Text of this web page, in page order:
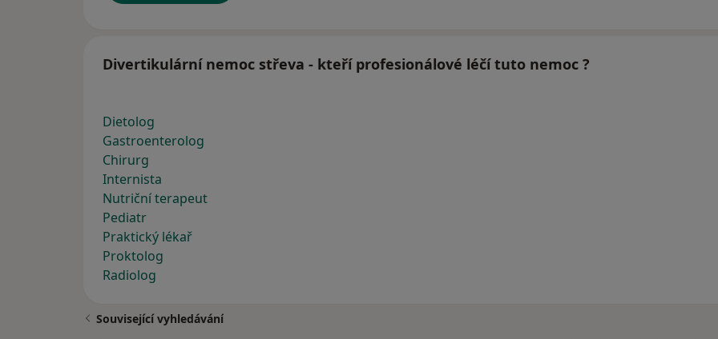
Divertikulární nemoc střeva - kteří profesionálové léčí tuto nemoc ?
Dietolog
Gastroenterolog
Chirurg
Internista
Nutriční terapeut
Pediatr
Praktický lékař
Proktolog
Radiolog
Související vyhledávání